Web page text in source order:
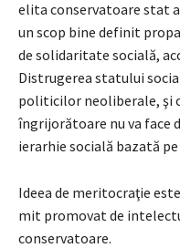
elita conservatoare stat
un scop bine definit
de solidaritate socială,
Distrugerea statului
politicilor neoliberale, şi
îngrijorătoare nu va face
ierarhie socială bazată pe
Ideea de meritocraţie
mit promovat de
conservatoare.